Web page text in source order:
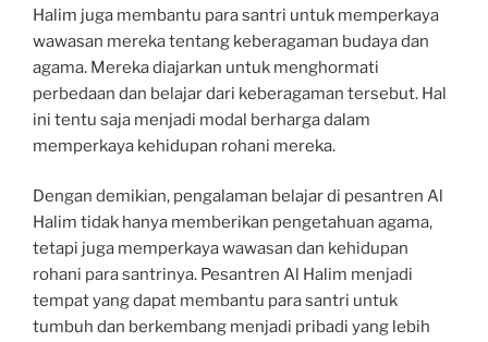
Halim juga membantu para santri untuk memperkaya
wawasan mereka tentang keberagaman budaya dan
agama. Mereka diajarkan untuk menghormati
perbedaan dan belajar dari keberagaman tersebut. Hal
ini tentu saja menjadi modal berharga dalam
memperkaya kehidupan rohani mereka.
Dengan demikian, pengalaman belajar di pesantren Al
Halim tidak hanya memberikan pengetahuan agama,
tetapi juga memperkaya wawasan dan kehidupan
rohani para santrinya. Pesantren Al Halim menjadi
tempat yang dapat membantu para santri untuk
tumbuh dan berkembang menjadi pribadi yang lebih